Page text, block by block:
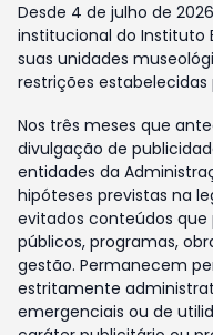
Desde 4 de julho de
institucional do Instituto
suas unidades
restrições estabelecidas
Nos três meses que
divulgação de
entidades da
hipóteses previstas na
evitados conteúdos
públicos, programas,
gestão. Permanecem
estritamente
emergenciais ou de